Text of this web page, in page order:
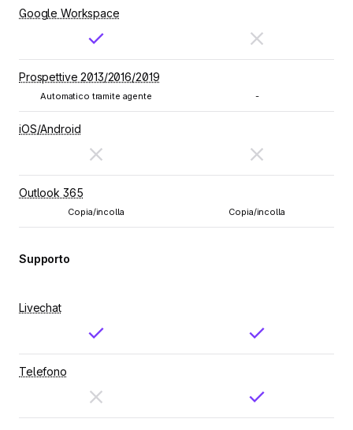
Google Workspace
Prospettive 2013/2016/2019
Automatico tramite agente -
iOS/Android
Outlook 365
Copia/incolla Copia/incolla
Supporto
Livechat
Telefono